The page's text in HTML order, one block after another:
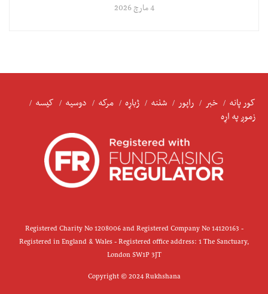
4 مارچ 2026
کور پانه خبر راپور شننه ژباړه مرکه دوسیه
کیسه
زموږ په اړه
Registered Charity No 1208006 and Registered Company No 14120163 -
Registered in England & Wales - Registered office address: 1 The Sanctuary,
London SW1P 3JT
Copyright © 2024 Rukhshana